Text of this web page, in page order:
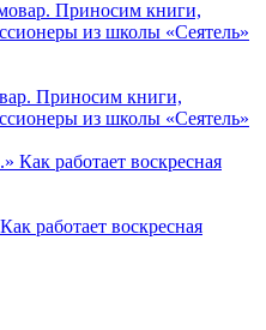
Приносим книги,
из школы «Сеятель»
работает воскресная